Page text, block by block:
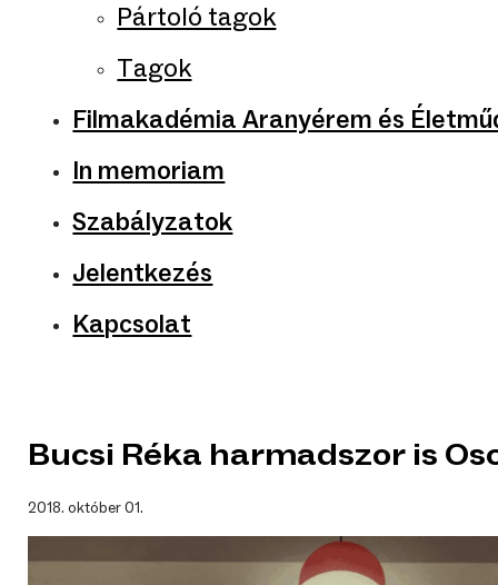
Pártoló tagok
Tagok
Filmakadémia Aranyérem és
In memoriam
Szabályzatok
Jelentkezés
Kapcsolat
Bucsi Réka harmadszor is
2018. október 01.